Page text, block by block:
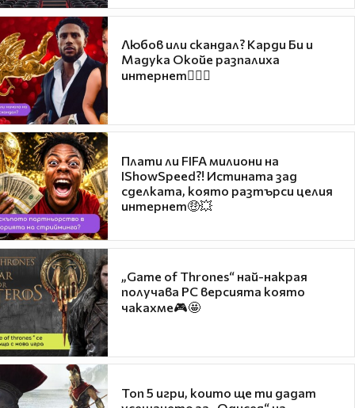
Любов или скандал? Карди Би и
Мадука Окойе разпалиха
интернет❤️‍🔥🔥
Плати ли FIFA милиони на
IShowSpeed?! Истината зад
сделката, която разтърси целия
интернет🤑💥
„Game of Thrones“ най-накрая
получава PC версията която
чакахме🎮🤩
Топ 5 игри, които ще ти дадат